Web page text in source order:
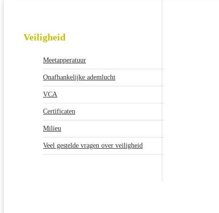
Veiligheid
Meetapperatuur
Onafhankelijke ademlucht
VCA
Certificaten
Milieu
Veel gestelde vragen over veiligheid